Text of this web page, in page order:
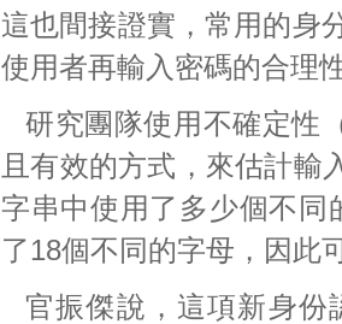
這也間接證實，常用的身
使用者再輸入密碼的合理
研究團隊使用不確定性
且有效的方式，來估計輸
字串中使用了多少個不同
了18個不同的字母，因此
官振傑說，這項新身份